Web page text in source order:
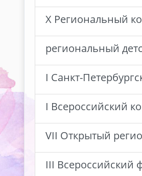
X Региональный
региональный
I Санкт-
I Всероссийский
VII Открытый
III Всероссийский